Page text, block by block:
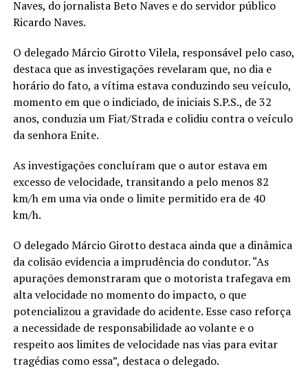
Naves, do jornalista Beto Naves e do servidor público
Ricardo Naves.
O delegado Márcio Girotto Vilela, responsável pelo caso,
destaca que as investigações revelaram que, no dia e
horário do fato, a vítima estava conduzindo seu veículo,
momento em que o indiciado, de iniciais S.P.S., de 32
anos, conduzia um Fiat/Strada e colidiu contra o veículo
da senhora Enite.
As investigações concluíram que o autor estava em
excesso de velocidade, transitando a pelo menos 82
km/h em uma via onde o limite permitido era de 40
km/h.
O delegado Márcio Girotto destaca ainda que a dinâmica
da colisão evidencia a imprudência do condutor. “As
apurações demonstraram que o motorista trafegava em
alta velocidade no momento do impacto, o que
potencializou a gravidade do acidente. Esse caso reforça
a necessidade de responsabilidade ao volante e o
respeito aos limites de velocidade nas vias para evitar
tragédias como essa”, destaca o delegado.